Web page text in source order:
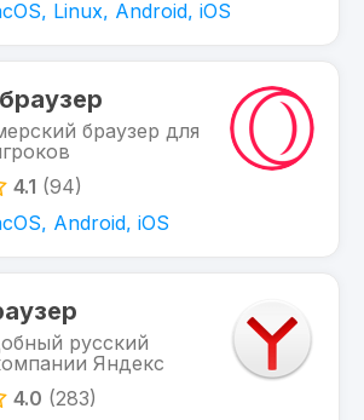
Linux, Android, iOS
браузер для
4.1 (94)
Android, iOS
русский
Яндекс
4.0 (283)